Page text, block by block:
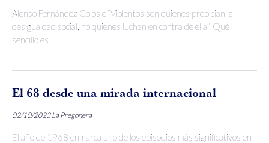
Alonso Fernández Colosio “Violentos son quiénes propician la
desigualdad social, no quienes luchan en contra de ella”. Qué
sencillo es...
El 68 desde una mirada internacional
02/10/2023 La Pregonera
El año de 1968 enmarca uno de los episodios más significativos en